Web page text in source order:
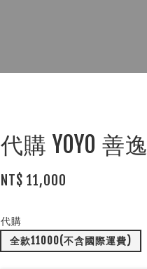
代購 YOYO 善逸
NT$ 11,000
代購
全款11000(不含國際運費)